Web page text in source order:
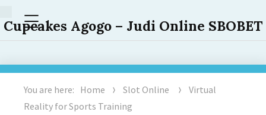
Cupcakes Agogo – Judi Online SBOBET
Menu
You are here: Home Slot Online
Virtual
Reality for Sports Training